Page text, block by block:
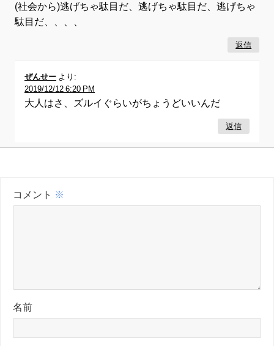
(社会から)逃げちゃ駄目だ、逃げちゃ駄目だ、逃げちゃ
駄目だ、、、、
返信
ぜんせー より:
2019/12/12 6:20 PM
大人はさ、ズルイぐらいがちょうどいいんだ
返信
コメント ※
名前